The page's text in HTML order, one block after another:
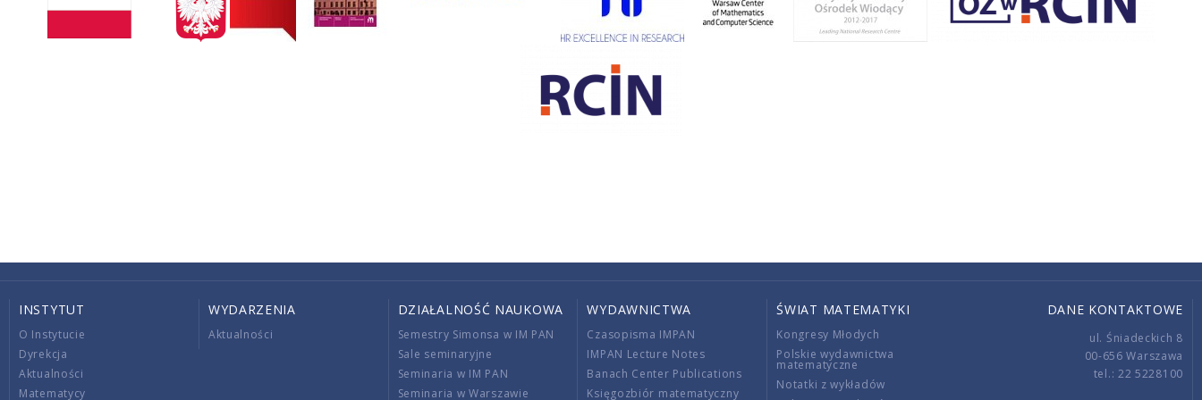
INSTYTUT
O Instytucie
Dyrekcja
Aktualności
Matematycy
WYDARZENIA
Aktualności
DZIAŁALNOŚĆ NAUKOWA
Semestry Simonsa w IM PAN
Sale seminaryjne
Seminaria w IM PAN
Seminaria w Warszawie
WYDAWNICTWA
Czasopisma IMPAN
IMPAN Lecture Notes
Banach Center Publications
Księgozbiór matematyczny
ŚWIAT MATEMATYKI
Kongresy Młodych
Polskie wydawnictwa
matematyczne
Notatki z wykładów
DANE KONTAKTOWE
ul. Śniadeckich 8
00-656 Warszawa
tel.: 22 5228100